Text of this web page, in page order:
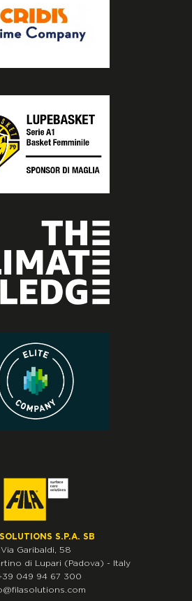
S.P.A. SB
Via Garibaldi, 58
di Lupari (Padova) - Italy
049 94 67 300